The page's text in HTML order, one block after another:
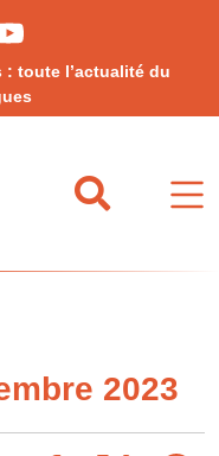
: toute l’actualité du
2023